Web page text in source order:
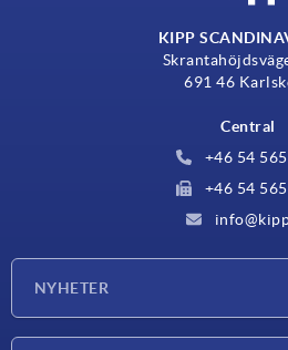
KIPP
691 46
Central
+46 54
+46 54
NYHETER